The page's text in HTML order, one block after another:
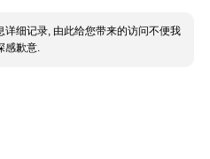
详细记录, 由此给您带来的访问不便我
感歉意.